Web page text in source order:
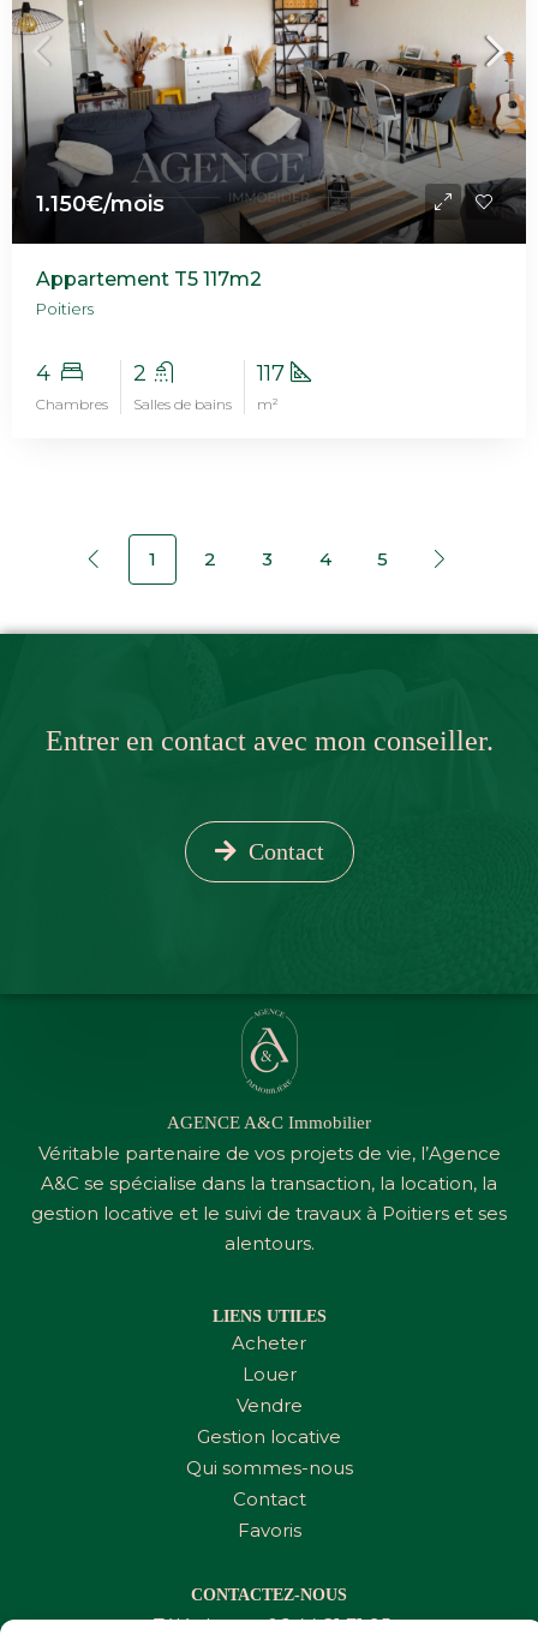
1.150€/mois
Appartement T5 117m2
Poitiers
4
Chambres
2
Salles de bains
117
m²
1 2 3 4 5
Entrer en contact avec mon conseiller.
Contact
AGENCE A&C Immobilier
Véritable partenaire de vos projets de vie, l’Agence
A&C se spécialise dans la transaction, la location, la
gestion locative et le suivi de travaux à Poitiers et ses
alentours.
LIENS UTILES
Acheter
Louer
Vendre
Gestion locative
Qui sommes-nous
Contact
Favoris
CONTACTEZ-NOUS
Téléphone :06 44 21 71 95